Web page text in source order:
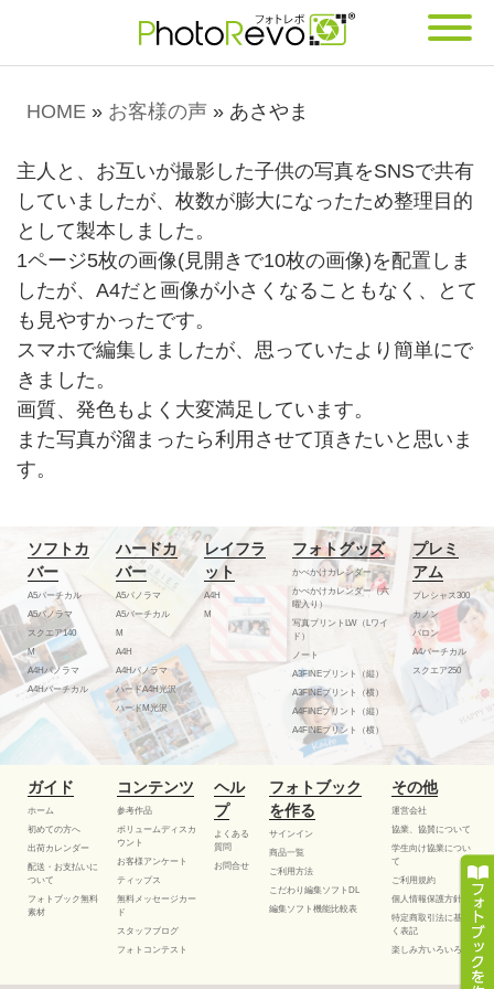
HOME » お客様の声 » あさやま
主人と、お互いが撮影した子供の写真をSNSで共有
していましたが、枚数が膨大になったため整理目的
として製本しました。
1ページ5枚の画像(見開きで10枚の画像)を配置しま
したが、A4だと画像が小さくなることもなく、とて
も見やすかったです。
スマホで編集しましたが、思っていたより簡単にで
きました。
画質、発色もよく大変満足しています。
また写真が溜まったら利用させて頂きたいと思いま
す。
ソフトカ
バー
A5バーチカル
A5パノラマ
スクエア140
M
A4Hパノラマ
A4Hバーチカル
ハードカ
バー
A5パノラマ
A5バーチカル
M
A4H
A4Hパノラマ
ハードA4H光沢
ハードM光沢
レイフラ
ット
A4H
M
フォトグッズ
かべかけカレンダー
かべかけカレンダー（六
曜入り）
写真プリントLW（Lワイ
ド）
ノート
A3FINEプリント（縦）
A3FINEプリント（横）
A4FINEプリント（縦）
A4FINEプリント（横）
プレミ
アム
プレシャス300
カノン
バロン
A4バーチカル
スクエア250
ガイド
ホーム
初めての方へ
出荷カレンダー
配送・お支払いに
ついて
フォトブック無料
素材
コンテンツ
参考作品
ボリュームディスカ
ウント
お客様アンケート
ティップス
無料メッセージカー
ド
スタッフブログ
フォトコンテスト
ヘル
プ
よくある
質問
お問合せ
フォトブック
を作る
サインイン
商品一覧
ご利用方法
こだわり編集ソフトDL
編集ソフト機能比較表
その他
運営会社
協業、協賛について
学生向け協業につい
て
ご利用規約
個人情報保護方針
特定商取引法に基づ
く表記
楽しみ方いろいろ